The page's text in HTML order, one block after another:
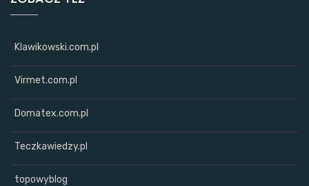
Klawikowski.com.pl
Virmet.com.pl
Domatex.com.pl
Teczkawiedzy.pl
topowyblog